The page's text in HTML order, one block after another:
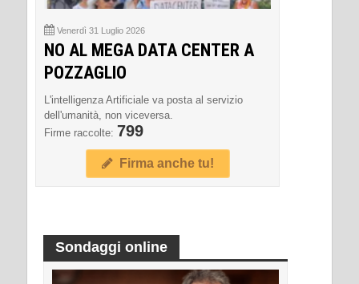
Venerdì 31 Luglio 2026
NO AL MEGA DATA CENTER A
POZZAGLIO
L'intelligenza Artificiale va posta al servizio
dell'umanità, non viceversa.
Firme raccolte: 799
Firma anche tu!
Sondaggi online